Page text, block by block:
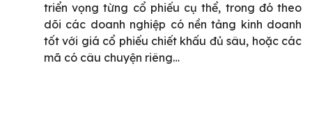
triển vọng từng cổ phiếu cụ thể, trong đó theo
dõi các doanh nghiệp có nền tảng kinh doanh
tốt với giá cổ phiếu chiết khấu đủ sâu, hoặc các
mã có câu chuyện riêng…